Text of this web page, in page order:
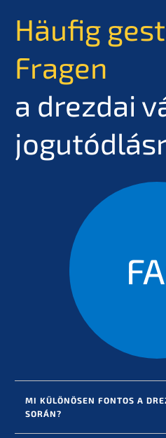
Häufig
Fragen
a drezdai
MI KÜLÖNÖSEN FONTOS A
SORÁN?